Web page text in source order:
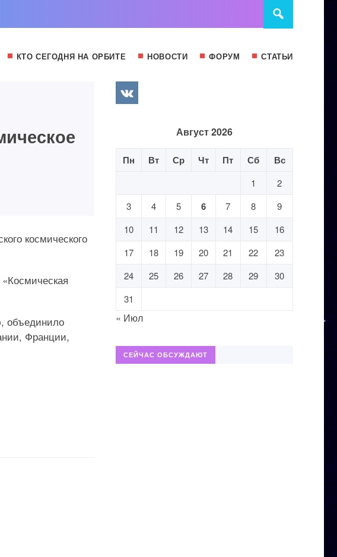
КТО СЕГОДНЯ НА ОРБИТЕ НОВОСТИ ФОРУМ СТАТЬИ
космического
объединило
Франции,
Август 2026
Пн Вт Ср Чт Пт Сб Вс
1
2
3
4 5 6 7 8
9
10
11 12 13 14 15
16
17
18 19 20 21 22
23
24
25 26 27 28 29
30
31
« Июл
СЕЙЧАС ОБСУЖДАЮТ